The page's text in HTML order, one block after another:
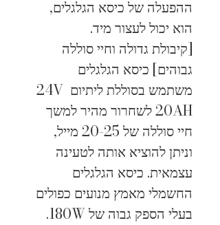
ההפעלה של כיסא הגלגלים,
הוא יכול לעצור מיד.
[קיבולת גדולה וחיי סוללה
גבוהים] כיסא הגלגלים
משתמש בסוללת ליתיום 24V
20AH לשחרור מהיר למשך
חיי סוללה של 20-25 מייל,
וניתן להוציא אותה לטעינה
עצמאית. כיסא הגלגלים
החשמלי מאמץ מנועים כפולים
בעלי הספק גבוה של 180W.